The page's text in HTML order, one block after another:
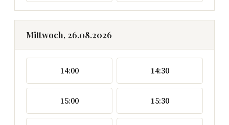
Mittwoch, 26.08.2026
14:00 14:30
15:00 15:30